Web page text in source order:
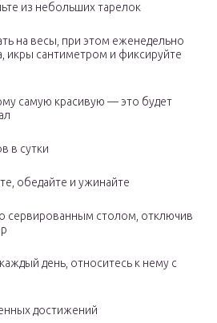
из небольших тарелок
на весы, при этом еженедельно
икры сантиметром и фиксируйте
самую красивую — это будет
в сутки
обедайте и ужинайте
сервированным столом, отключив
день, относитесь к нему с
достижений